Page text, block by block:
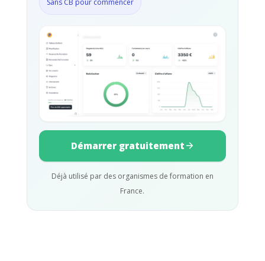
Sans CB pour commencer
Démarrer gratuitement
Déjà utilisé par des organismes de formation en
France.